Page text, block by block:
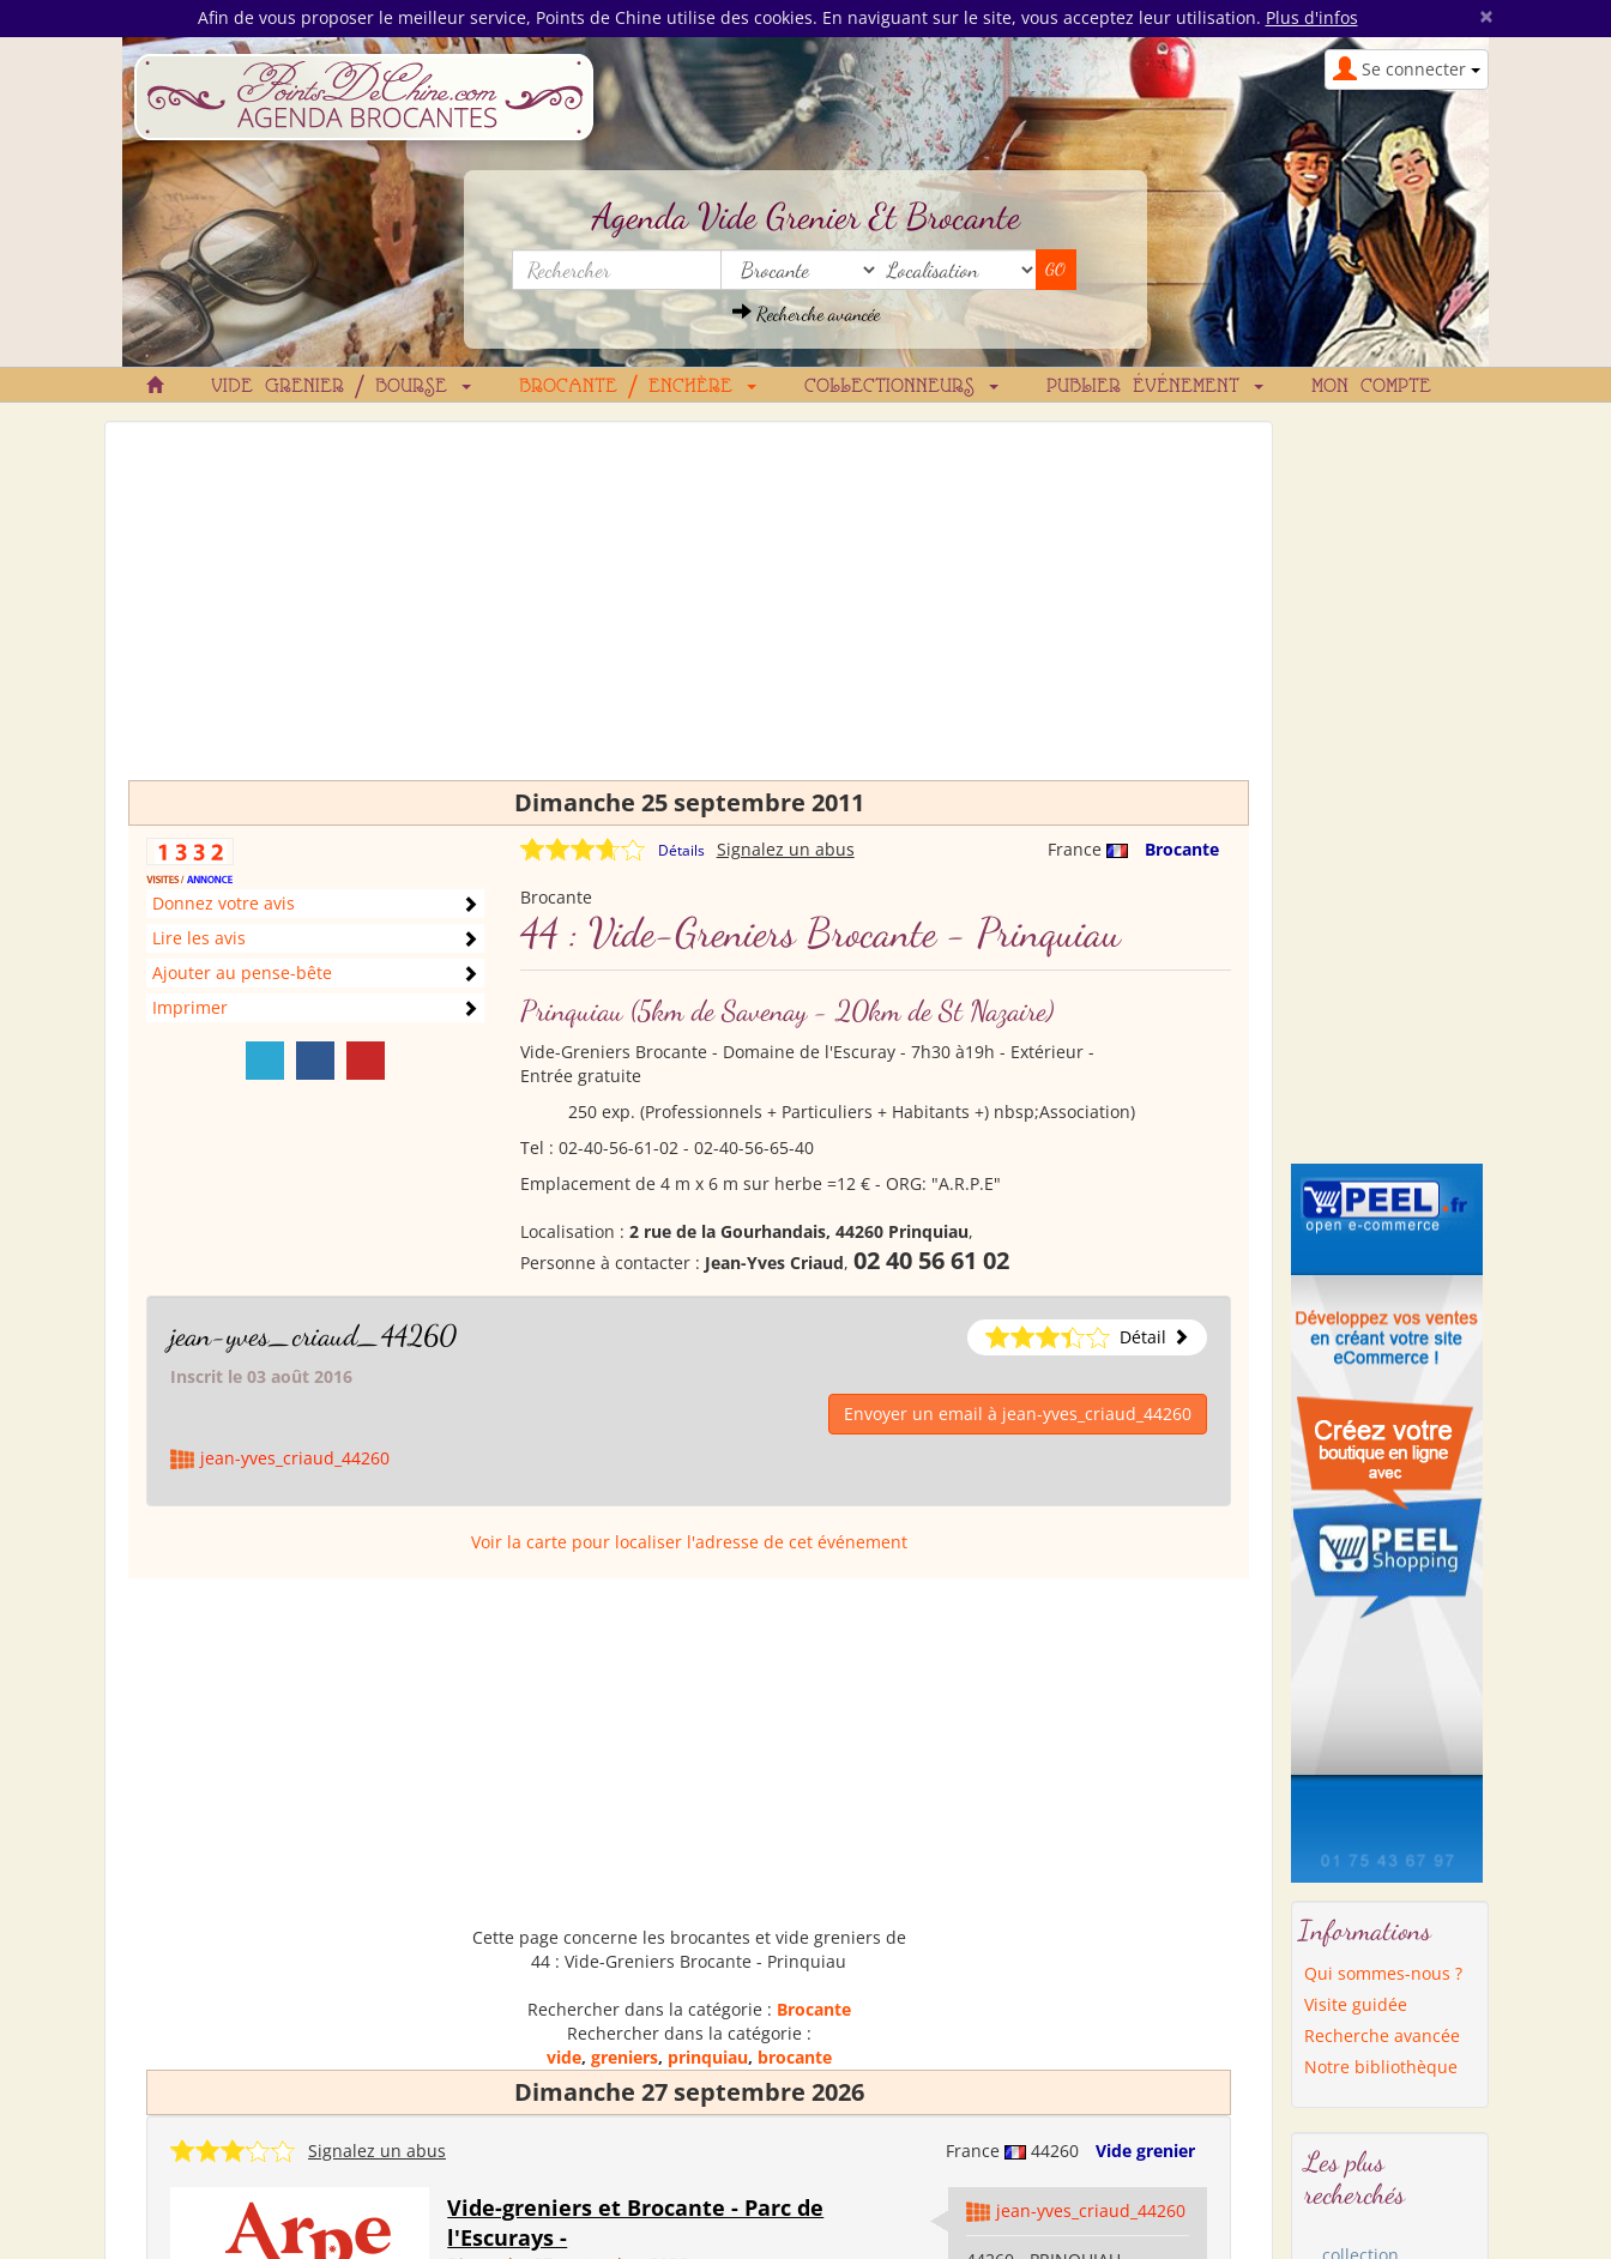
Afin de vous proposer le meilleur service, Points de Chine utilise des cookies. En naviguant sur le site, vous acceptez leur utilisation. Plus d'infos ×
Se connecter
Agenda Vide Grenier Et Brocante
Recherche avancée
VIDE GRENIER / BOURSE BROCANTE / ENCHÈRE COLLECTIONNEURS PUBLIER ÉVÉNEMENT MON COMPTE
Dimanche 25 septembre 2011
Donnez votre avis
Lire les avis
Ajouter au pense-bête
Imprimer
Détails France Brocante
Signalez un abus
Brocante
44 : Vide-Greniers Brocante - Prinquiau
Prinquiau (5km de Savenay - 20km de St Nazaire)
Vide-Greniers Brocante- Domaine de l'Escuray - 7h30 à19h - Extérieur -
Entrée gratuite
250 exp. (Professionnels + Particuliers + Habitants +) nbsp;Association)
Tel : 02-40-56-61-02 - 02-40-56-65-40
Emplacement de 4 m x 6 m sur herbe =12 € - ORG: "A.R.P.E"
Localisation : 2 rue de la Gourhandais, 44260 Prinquiau,
Personne à contacter : Jean-Yves Criaud, 02 40 56 61 02
jean-yves_criaud_44260
Détail
Inscrit le 03 août 2016
Envoyer un email à jean-yves_criaud_44260
jean-yves_criaud_44260
Voir la carte pour localiser l'adresse de cet événement
Cette page concerne les brocantes et vide greniers de
44 : Vide-Greniers Brocante - Prinquiau
Rechercher dans la catégorie : Brocante
Rechercher dans la catégorie :
vide, greniers, prinquiau, brocante
Dimanche 27 septembre 2026
France 44260 Vide grenier
Signalez un abus
Vide-greniers et Brocante - Parc de
l'Escurays -
jean-yves_criaud_44260
Informations
Qui sommes-nous ?
Visite guidée
Recherche avancée
Notre bibliothèque
Les plus
recherchés